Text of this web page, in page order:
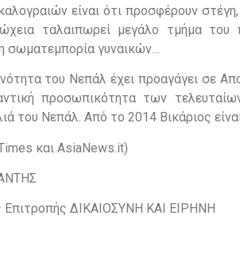
είναι ότι προσφέρουν
ταλαιπωρεί μεγάλο τμήμα
σωματεμπορία γυναικών…
του Νεπάλ έχει προαγάγει σε
προσωπικότητα των
του Νεπάλ. Από το 2014 Βικάριος
και AsiaNews.it)
Επιτροπής ΔΙΚΑΙΟΣΥΝΗ ΚΑΙ ΕΙΡΗΝΗ